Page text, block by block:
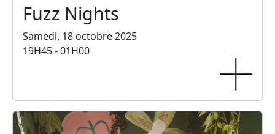
Fuzz Nights
Samedi, 18 octobre 2025
19H45 - 01H00